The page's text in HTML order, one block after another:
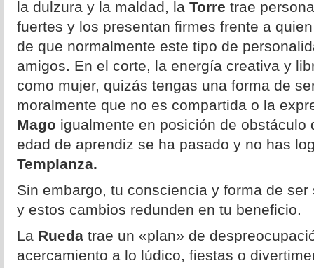
la dulzura y la maldad, la Torre trae
fuertes y los presentan firmes frente a
de que normalmente este tipo de
amigos. En el corte, la energía creativa y
como mujer, quizás tengas una forma de
moralmente que no es compartida o la
Mago igualmente en posición de obstáculo
edad de aprendiz se ha pasado y no has
Templanza.
Sin embargo, tu consciencia y forma de
y estos cambios redunden en tu beneficio.
La Rueda trae un «plan» de
acercamiento a lo lúdico, fiestas o